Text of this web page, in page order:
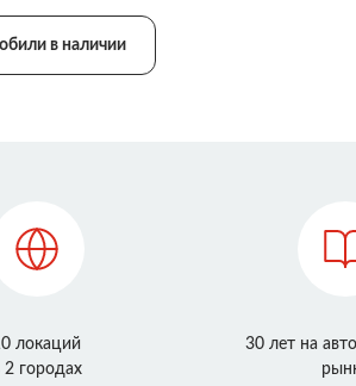
в наличии
локаций
2 городах
30 лет на